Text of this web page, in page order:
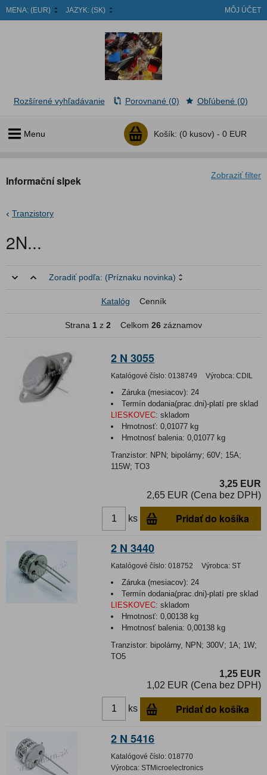
MENA: (EUR) JAZYK: (SK) MÔJ ÚČET
Menu Košík: (0 kusov) - 0 EUR
Rozšírené vyhľadávanie Porovnané (0) Obľúbené (0)
Zobraziť filter
Informační slpek
Tranzistory
2N...
Zoradiť podľa: (Príznaku novinka)
Katalóg Cenník
Strana 1 z 2 Celkom 26 záznamov
2 N 3055
Katalógové číslo: 0138749 Výrobca: CDIL
Záruka (mesiacov): 24
Termín dodania(prac.dni)-platí pre sklad
LIESKOVEC: skladom
Hmotnosť:0,01077 kg
Hmotnosť balenia:0,01077 kg
Tranzistor: NPN; bipolárny; 60V; 15A;
115W; TO3
3,25 EUR
2,65 EUR (Cena bez DPH)
ks Pridať do košíka
2 N 3440
Katalógové číslo: 018752 Výrobca: ST
Záruka (mesiacov): 24
Termín dodania(prac.dni)-platí pre sklad
LIESKOVEC: skladom
Hmotnosť:0,00138 kg
Hmotnosť balenia:0,00138 kg
Tranzistor: bipolárny, NPN; 300V; 1A; 1W;
TO5
1,25 EUR
1,02 EUR (Cena bez DPH)
ks Pridať do košíka
2 N 5416
Katalógové číslo: 018770
Výrobca: STMicroelectronics